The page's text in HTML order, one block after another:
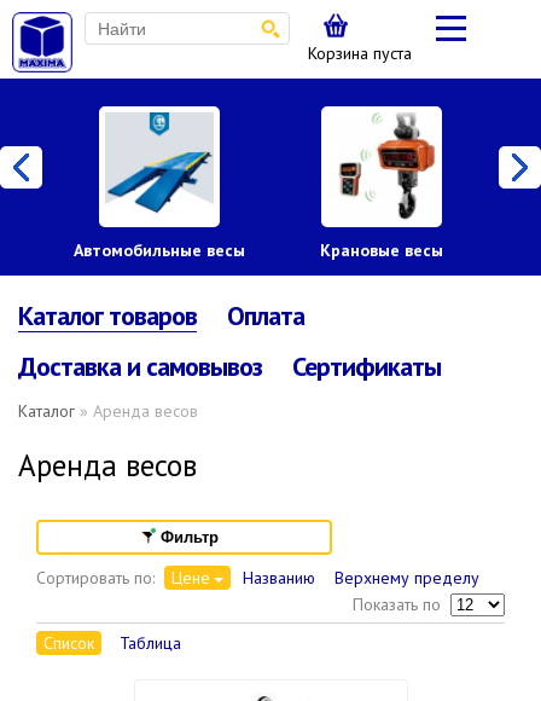
Корзина пуста
Автомобильные весы Крановые весы
Каталог товаров
Оплата
Доставка и самовывоз
Сертификаты
Каталог » Аренда весов
Аренда весов
Фильтр
Сортировать по: Цене Названию
Верхнему пределу
Показать по
Список
Таблица